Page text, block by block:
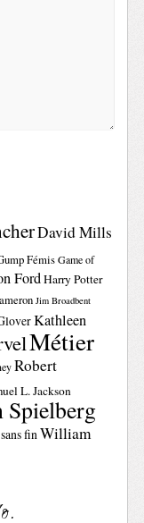
David Mills
Fémis Game of
FordHarry Potter
Jim Broadbent
Kathleen
Métier
Robert
L. Jackson
Spielberg
fin William